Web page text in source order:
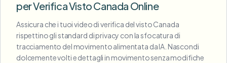
per Verifica Visto Canada Online
Assicura che i tuoi video di verifica del visto Canada
rispettino gli standard di privacy con la sfocatura di
tracciamento del movimento alimentata da IA. Nascondi
dolcemente volti e dettagli in movimento senza modifiche